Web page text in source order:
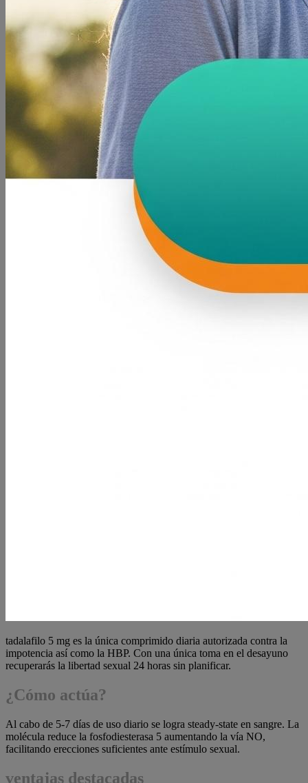
tadalafilo 5 mg es la única comprimido diaria autorizada contra la
impotencia así como la HBP. Con una única toma en el desayuno
recuperarás la libertad sexual 24 horas sin planificar.
¿Cómo actúa?
Al cabo de 5-7 días de uso diario se logra steady-state en sangre. La
molécula reduce la fosfodiesterasa 5 aumentando la vía NO,
facilitando erecciones suficientes ante estímulo sexual.
ventajas destacadas